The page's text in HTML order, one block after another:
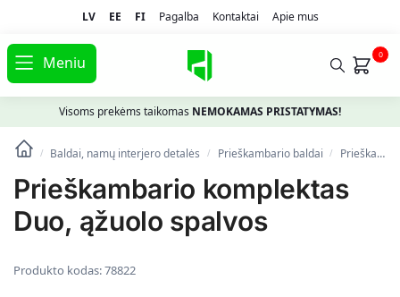
LV EE FI Pagalba Kontaktai Apie mus
Meniu 0
Visoms prekėms taikomas NEMOKAMAS PRISTATYMAS!
/ Baldai, namų interjero detalės / Prieškambario baldai / Prieškambario komplektai
Prieškambario komplektas
Duo, ąžuolo spalvos
Produkto kodas:78822